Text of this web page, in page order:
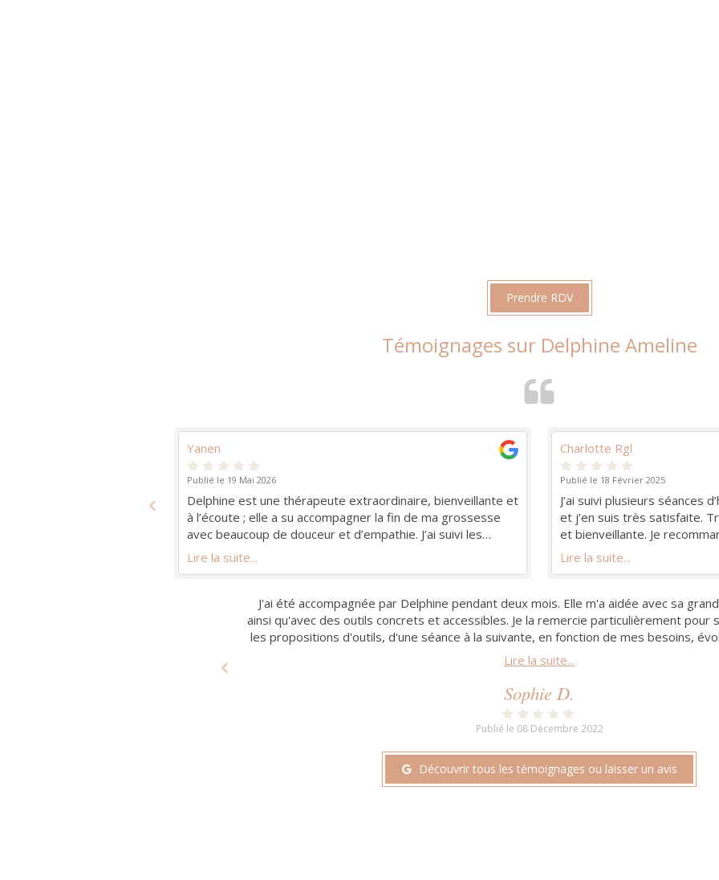
Prendre RDV
Témoignages sur Delphine Ameline
Yanen
Publié le 19 Mai 2026
Delphine est une thérapeute extraordinaire, bienveillante et
à l’écoute ; elle a su accompagner la fin de ma grossesse
avec beaucoup de douceur et d’empathie. J’ai suivi les
quatre séances d’hypnonatal qui m’ont permis d’avoir des
outils concrets pour vivre un accouchement très serein et
Lire la suite...
Charlotte Rgl
Publié le 18 Février 2025
J’ai suivi plusieurs séances
et j’en suis très satisfaite.
et bienveillante. Je
Lire la suite...
Delphine est une professionnelle bienveillante qui propose un accompagnement
tous les outils nécessaires pour (re)trouver son équilibre.
Lire la suite...
Publié le 08 Décembre 2022
J'ai été accompagnée par Delphine pendant deux mois. Elle m'a aidée avec sa
ainsi qu'avec des outils concrets et accessibles. Je la remercie particulièrement pour
les propositions d'outils, d'une séance à la suivante, en fonction de mes besoins,
Je recommande !
Lire la suite...
Sophie D.
Publié le 08 Décembre 2022
Delphine Ameline est une praticienne engagée et passionnée. Elle saura vous
professionnalisme et bienveillance. Ses qualités humaines vous mettront
Lire la suite...
Publié le 07 Décembre 2022
Après un second accouchement difficile, j ai décidé de faire appel à Delphine qui m
aide (écoute bienveillante pour m aider à me reconnecter à mon corps). Je
Lire la suite...
Publié le 07 Décembre 2022
Bravo Delphine !
Lire la suite...
Publié le 16 Septembre 2022
Delphine Ameline m'aide depuis plusieurs mois à me libérer de rhumatismes et a su
encourangeants. Delphine Ameline est une thérapeute des femmes
bientôt!
Lire la suite...
Publié le 16 Septembre 2022
Mille merci Delphine ! Thérapeute des femmes sympathique, de bon conseil,
merci et à bientôt !
Lire la suite...
Publié le 16 Septembre 2022
Découvrir tous les témoignages ou laisser un avis